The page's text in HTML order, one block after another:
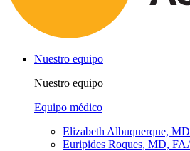
Nuestro equipo
Nuestro equipo
Equipo médico
Elizabeth Albuquerque, MD
Euripides Roques, MD,